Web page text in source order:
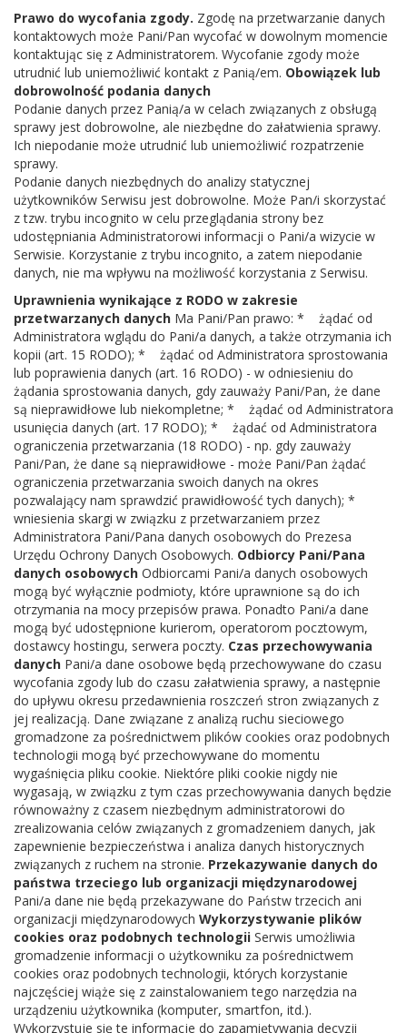
Kontakt
Adres:
Borowska 1, 08-441 Parysów
Telefon:25 6855366
E-mail:
biblparysow@interia.pl
NIP:8262092208
REGON: 140895913
Prawo do wycofania zgody. Zgodę na przetwarzanie danych
kontaktowych może Pani/Pan wycofać w dowolnym momencie
kontaktując się z Administratorem. Wycofanie zgody może
utrudnić lub uniemożliwić kontakt z Panią/em. Obowiązek lub
dobrowolność podania danych
Podanie danych przez Panią/a w celach związanych z obsługą
sprawy jest dobrowolne, ale niezbędne do załatwienia sprawy.
Ich niepodanie może utrudnić lub uniemożliwić rozpatrzenie
sprawy.
Podanie danych niezbędnych do analizy statycznej
użytkowników Serwisu jest dobrowolne. Może Pan/i skorzystać
z tzw. trybu incognito w celu przeglądania strony bez
udostępniania Administratorowi informacji o Pani/a wizycie w
Serwisie. Korzystanie z trybu incognito, a zatem niepodanie
danych, nie ma wpływu na możliwość korzystania z Serwisu.
Uprawnienia wynikające z RODO w zakresie
przetwarzanych danych Ma Pani/Pan prawo: * żądać od
Administratora wglądu do Pani/a danych, a także otrzymania ich
kopii (art. 15 RODO); * żądać od Administratora sprostowania
lub poprawienia danych (art. 16 RODO) - w odniesieniu do
żądania sprostowania danych, gdy zauważy Pani/Pan, że dane
są nieprawidłowe lub niekompletne; * żądać od Administratora
usunięcia danych (art. 17 RODO); * żądać od Administratora
ograniczenia przetwarzania (18 RODO) - np. gdy zauważy
Pani/Pan, że dane są nieprawidłowe - może Pani/Pan żądać
ograniczenia przetwarzania swoich danych na okres
pozwalający nam sprawdzić prawidłowość tych danych); *
wniesienia skargi w związku z przetwarzaniem przez
Administratora Pani/Pana danych osobowych do Prezesa
Urzędu Ochrony Danych Osobowych. Odbiorcy Pani/Pana
danych osobowych Odbiorcami Pani/a danych osobowych
mogą być wyłącznie podmioty, które uprawnione są do ich
otrzymania na mocy przepisów prawa. Ponadto Pani/a dane
mogą być udostępnione kurierom, operatorom pocztowym,
dostawcy hostingu, serwera poczty. Czas przechowywania
danych Pani/a dane osobowe będą przechowywane do czasu
wycofania zgody lub do czasu załatwienia sprawy, a następnie
do upływu okresu przedawnienia roszczeń stron związanych z
jej realizacją. Dane związane z analizą ruchu sieciowego
gromadzone za pośrednictwem plików cookies oraz podobnych
technologii mogą być przechowywane do momentu
wygaśnięcia pliku cookie. Niektóre pliki cookie nigdy nie
wygasają, w związku z tym czas przechowywania danych będzie
równoważny z czasem niezbędnym administratorowi do
zrealizowania celów związanych z gromadzeniem danych, jak
zapewnienie bezpieczeństwa i analiza danych historycznych
związanych z ruchem na stronie. Przekazywanie danych do
państwa trzeciego lub organizacji międzynarodowej
Pani/a dane nie będą przekazywane do Państw trzecich ani
organizacji międzynarodowych Wykorzystywanie plików
cookies oraz podobnych technologii Serwis umożliwia
gromadzenie informacji o użytkowniku za pośrednictwem
cookies oraz podobnych technologii, których korzystanie
najczęściej wiąże się z zainstalowaniem tego narzędzia na
urządzeniu użytkownika (komputer, smartfon, itd.).
Wykorzystuje się te informacje do zapamiętywania decyzji